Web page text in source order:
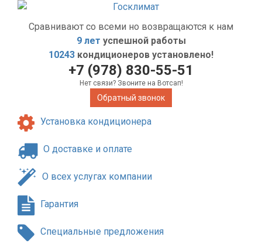
Сравнивают со всеми но возвращаются к нам
9 лет успешной работы
10243 кондиционеров установлено!
+7 (978) 830-55-51
Нет связи? Звоните на Вотсап!
Обратный звонок
Установка кондиционера
О доставке и оплате
О всех услугах компании
Гарантия
Специальные предложения